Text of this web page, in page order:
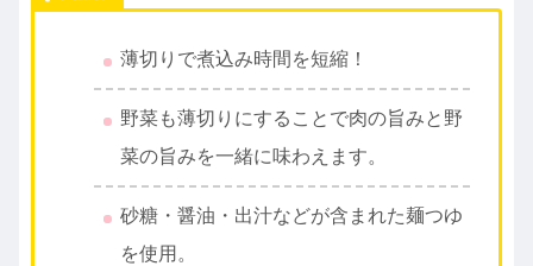
薄切りで煮込み時間を短縮！
野菜も薄切りにすることで肉の旨みと野
菜の旨みを一緒に味わえます。
砂糖・醤油・出汁などが含まれた麺つゆ
を使用。